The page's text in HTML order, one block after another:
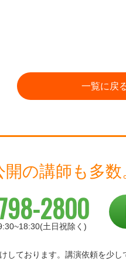
一覧に戻
の講師も多数
2800
土日祝除く)
しております。 講演依頼を少し